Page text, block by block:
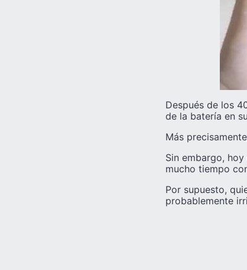
Después de los
de la batería en
Más
Sin embargo,
mucho tiempo
Por supuesto,
probablemente